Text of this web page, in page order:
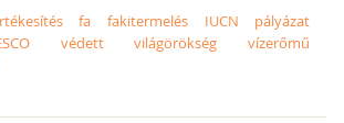
fa fakitermelés IUCN
pályázat
védett világörökség
vízerőmű